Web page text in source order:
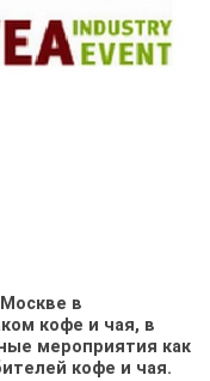
в
кофе и чая, в
мероприятия как
кофе и чая.